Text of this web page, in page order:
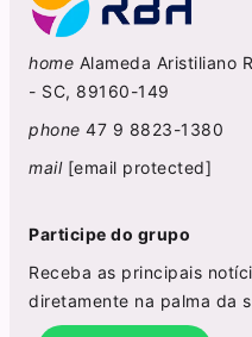
home Alameda Aristiliano
- SC, 89160-149
phone 47 9 8823-1380
mail [email protected]
Participe do grupo
Receba as principais
diretamente na palma da